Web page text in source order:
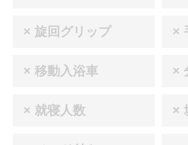
× 旋回グリップ ×
× 移動入浴車 ×
× 就寝人数 ×